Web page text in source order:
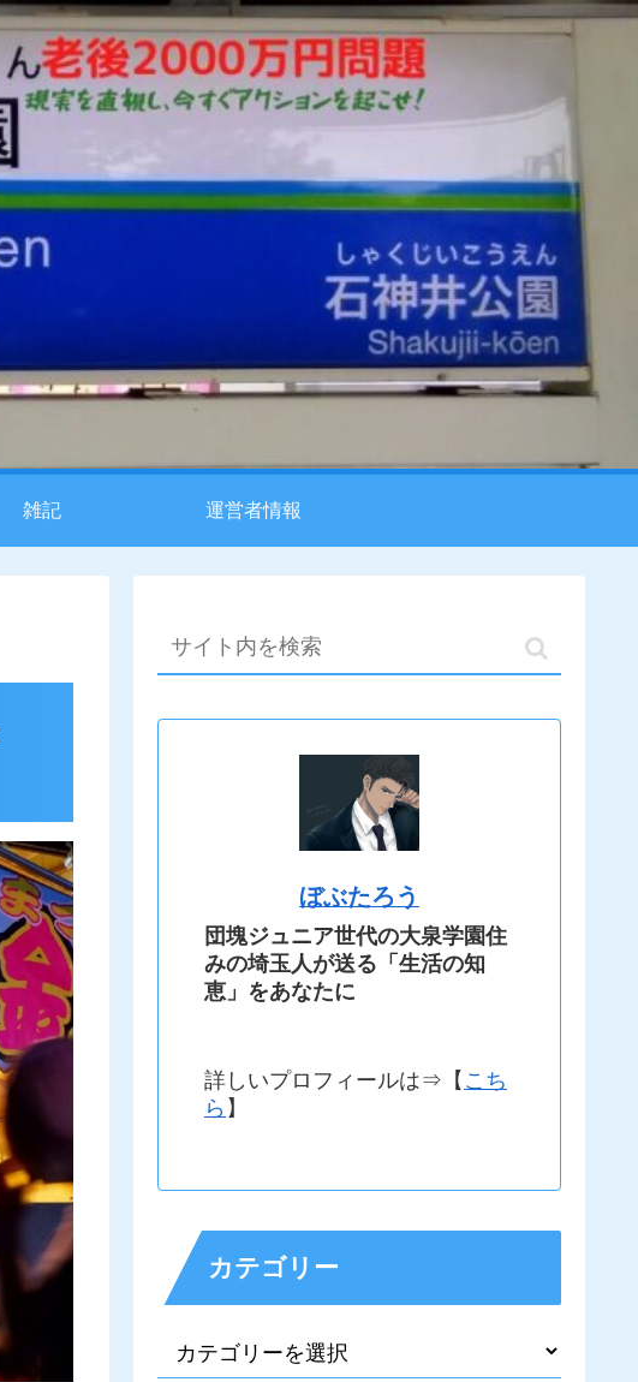
雑記 運営者情報
ぼぶたろう
団塊ジュニア世代の大泉学園住
みの埼玉人が送る「生活の知
恵」をあなたに
詳しいプロフィールは⇒【 こち
ら 】
カテゴリー